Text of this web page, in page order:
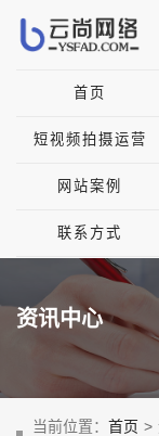
首页
短视频拍摄运营
网站案例
联系方式
资讯中心
当前位置： 首页 >